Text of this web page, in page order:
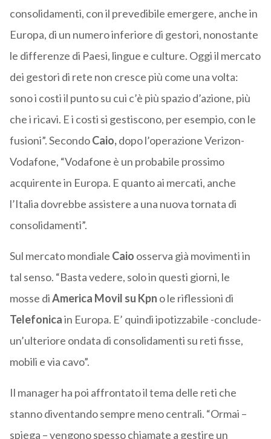
consolidamenti, con il prevedibile emergere, anche in
Europa, di un numero inferiore di gestori, nonostante
le differenze di Paesi, lingue e culture. Oggi il mercato
dei gestori di rete non cresce più come una volta:
sono i costi il punto su cui c’è più spazio d’azione, più
che i ricavi. E i costi si gestiscono, per esempio, con le
fusioni”. SecondoCaio,dopo l’operazione Verizon-
Vodafone, “Vodafone è un probabile prossimo
acquirente in Europa. E quanto ai mercati, anche
l’Italia dovrebbe assistere a una nuova tornata di
consolidamenti”.
Sul mercato mondiale Caio osserva già movimenti in
tal senso. “Basta vedere, solo in questi giorni, le
mosse diAmerica Movil su Kpn o le riflessioni di
Telefonicain Europa. E’ quindi ipotizzabile -conclude-
un’ulteriore ondata di consolidamenti su reti fisse,
mobili e via cavo”.
Il manager ha poi affrontato il tema delle reti che
stanno diventando sempre meno centrali. “Ormai –
spiega – vengono spesso chiamate a gestire un